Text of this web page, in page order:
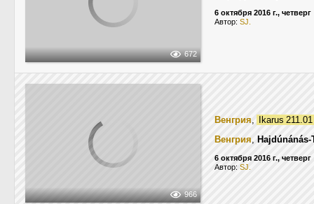
672
6 октября 2016 г., четверг
Автор: SJ.
966
Венгрия,
Ikarus
Венгрия, Hajdúnánás-
6 октября 2016 г., четверг
Автор: SJ.